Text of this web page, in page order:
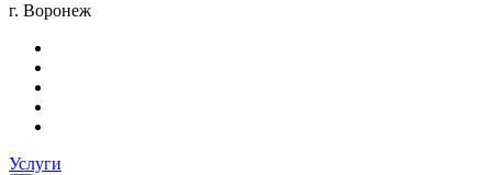
г. Воронеж
Услуги